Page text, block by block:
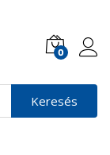
0
Keresés